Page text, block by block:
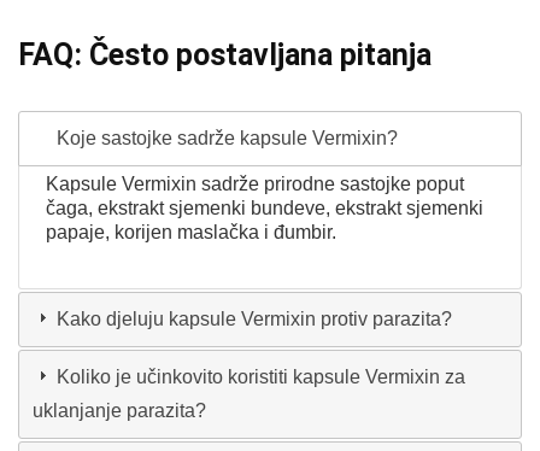
FAQ: Često postavljana pitanja
Koje sastojke sadrže kapsule Vermixin?
Kapsule Vermixin sadrže prirodne sastojke poput
čaga, ekstrakt sjemenki bundeve, ekstrakt sjemenki
papaje, korijen maslačka i đumbir.
Kako djeluju kapsule Vermixin protiv parazita?
Koliko je učinkovito koristiti kapsule Vermixin za
uklanjanje parazita?